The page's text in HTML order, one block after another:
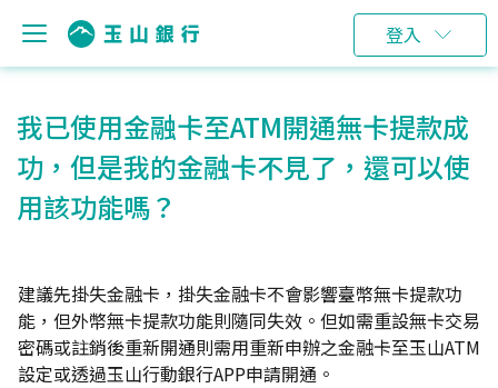
登入
我已使用金融卡至ATM開通無卡提款成
功，但是我的金融卡不見了，還可以使
用該功能嗎？
建議先掛失金融卡，掛失金融卡不會影響臺幣無卡提款功
能，但外幣無卡提款功能則隨同失效。但如需重設無卡交易
密碼或註銷後重新開通則需用重新申辦之金融卡至玉山ATM
設定或透過玉山行動銀行APP申請開通。